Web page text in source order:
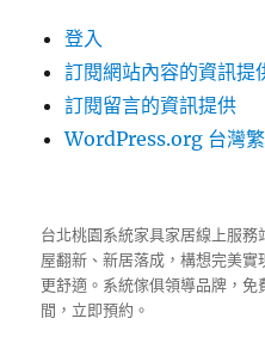
登入
訂閱網站內容的資訊提
訂閱留言的資訊提供
WordPress.org 台灣
台北桃園系統家具家居線上服務
屋翻新、新居落成，構想完美
更舒適。 系統傢俱領導品牌，免
間，立即預約。